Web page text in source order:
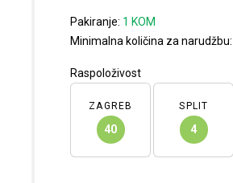
Pakiranje: 1 KOM
Minimalna količina za narudžbu:
Raspoloživost
ZAGREB
40
SPLIT
4